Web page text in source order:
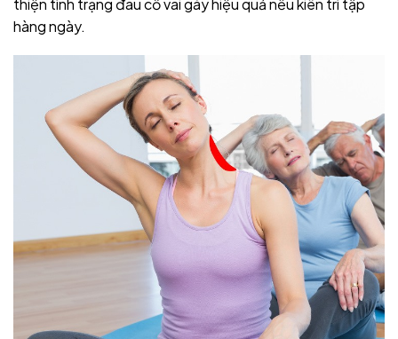
hàng ngày.